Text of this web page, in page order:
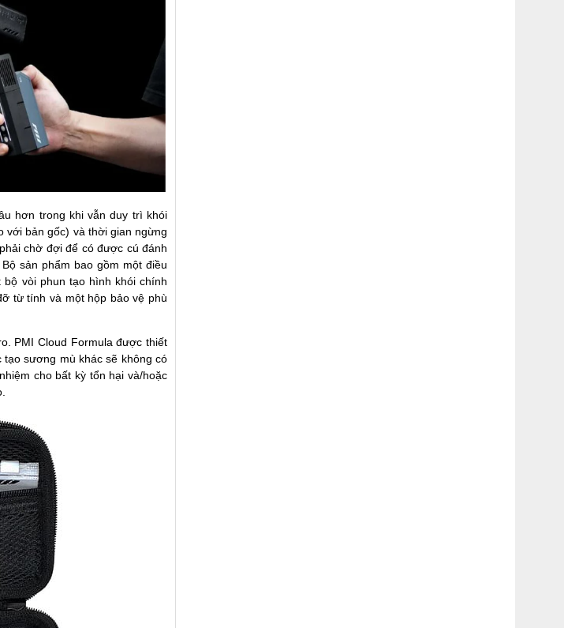
hơn trong khi vẫn duy trì khói
với bản gốc) và thời gian ngừng
chờ đợi để có được cú đánh
sản phẩm bao gồm một điều
vòi phun tạo hình khói chính
từ tính và một hộp bảo vệ phù
PMI Cloud Formula được thiết
sương mù khác sẽ không có
cho bất kỳ tổn hại và/hoặc